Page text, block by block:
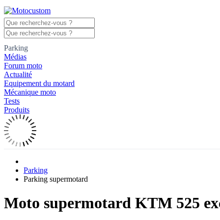
Parking
Médias
Forum moto
Actualité
Equipement du motard
Mécanique moto
Tests
Produits
Parking
Parking supermotard
Moto supermotard KTM 525